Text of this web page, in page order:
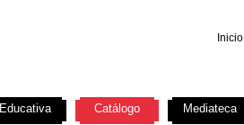
Inicio
Educativa Catálogo Mediateca